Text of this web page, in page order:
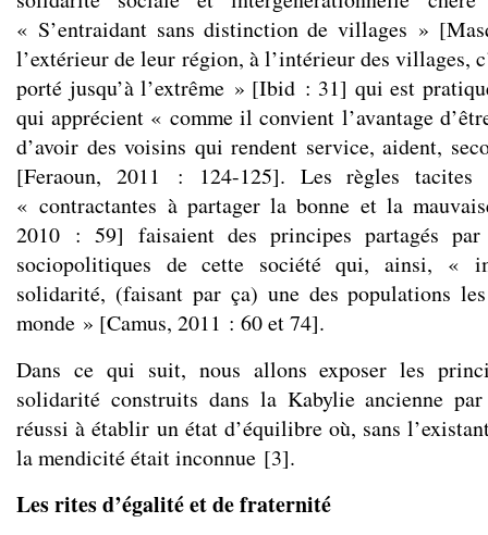
« S’entraidant sans distinction de villages »
l’extérieur de leur région, à l’intérieur des villages,
porté jusqu’à l’extrême » [Ibid : 31] qui est
qui apprécient « comme il convient l’avantage
d’avoir des voisins qui rendent service, aident,
[Feraoun, 2011 : 124-125]. Les règles tacites
« contractantes à partager la bonne et la
2010 : 59] faisaient des principes partagés
sociopolitiques de cette société qui, ainsi, «
solidarité, (faisant par ça) une des populations
monde » [Camus, 2011 : 60 et 74].
Dans ce qui suit, nous allons exposer les
solidarité construits dans la Kabylie ancienne
réussi à établir un état d’équilibre où, sans
la mendicité était inconnue [3].
Les rites d’égalité et de fraternité